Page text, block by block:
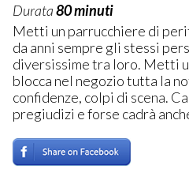
Durata80 minuti
Metti un parrucchiere di
da anni sempre gli stessi
diversissime tra loro. Metti
blocca nel negozio tutta la
confidenze, colpi di scena.
pregiudizi e forse cadrà